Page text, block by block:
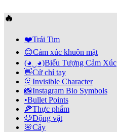
🔥
❤️Trái Tim
😊Cảm xúc khuôn mặt
(◕‿◕)Biểu Tượng Cảm Xúc
👋Cử chỉ tay
🫥Invisible Character
📸Instagram Bio Symbols
•Bullet Points
🍕Thực phẩm
🐶Động vật
🌸Cây